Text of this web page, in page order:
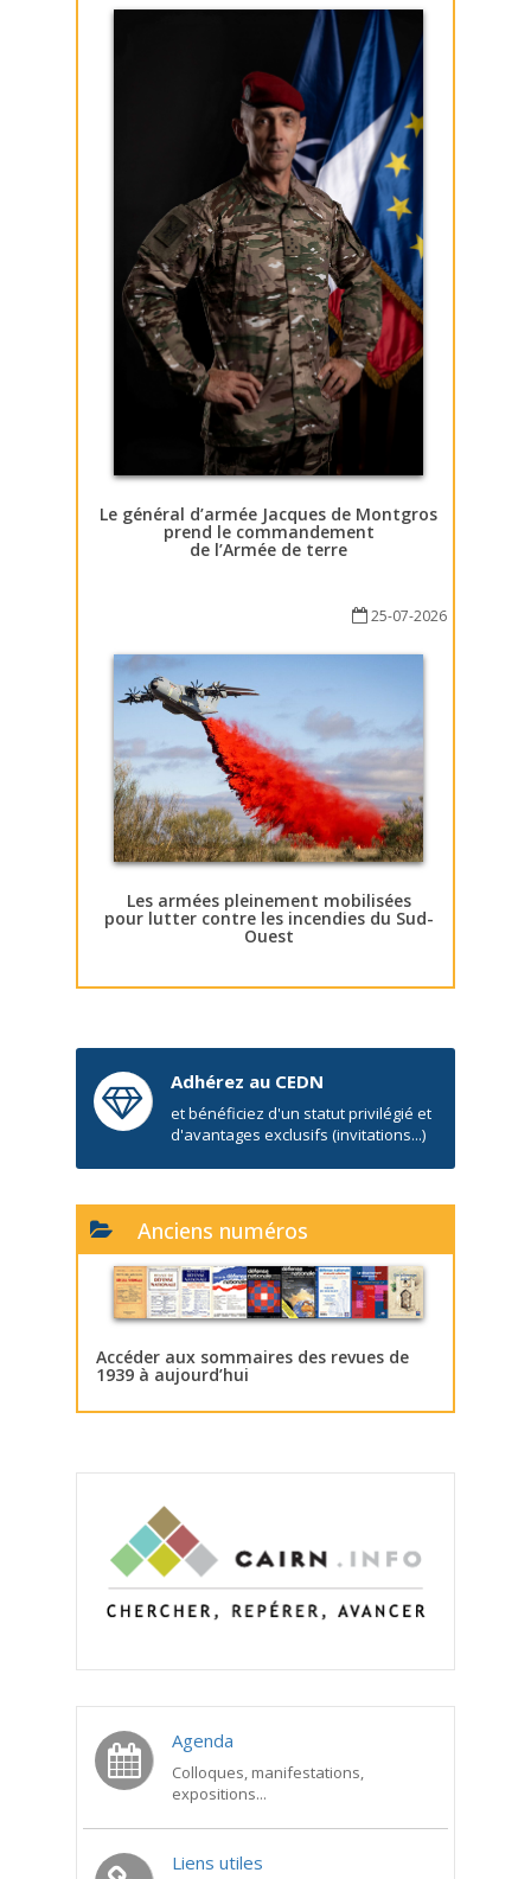
Le général d’armée Jacques de Montgros
prend le commandement
de l’Armée de terre
25-07-2026
Les armées pleinement mobilisées
pour lutter contre les incendies du Sud-
Ouest
Adhérez au CEDN
et bénéficiez d'un statut privilégié et
d'avantages exclusifs (invitations...)
Anciens numéros
Accéder aux sommaires des revues de
1939 à aujourd’hui
Agenda
Colloques, manifestations,
expositions...
Liens utiles